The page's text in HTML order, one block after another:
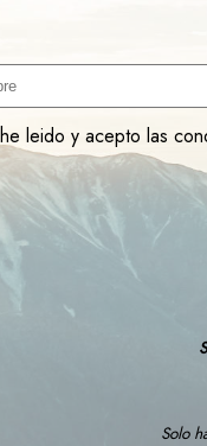
he leido y acepto las
Solo